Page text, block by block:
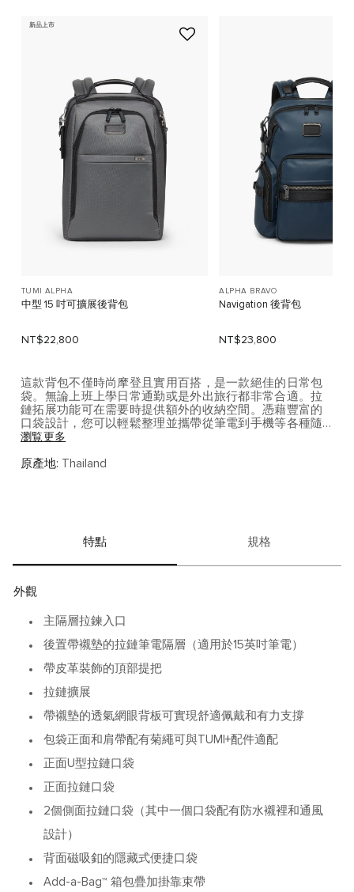
新品上市
TUMI ALPHA
中型 15 吋可擴展後背包
NT$22,800
ALPHA BRAVO
Navigation 後背包
NT$23,800
這款背包不僅時尚摩登且實用百搭，是一款絕佳的日常包
袋。無論上班上學日常通勤或是外出旅行都非常合適。拉
鏈拓展功能可在需要時提供額外的收納空間。憑藉豐富的
口袋設計，您可以輕鬆整理並攜帶從筆電到手機等各種隨
身物品，井井有條。背包內部和外部均配有可兼容TUMI+的
TUMI+配件需單獨購買。Alpha Bravo為您帶來耐用而精緻
料製造的環保系列，符合嚴格的耐用性標準，並延續品牌
瀏覧更多
原產地: Thailand
特點 規格
外觀
主隔層拉鍊入口
後置帶襯墊的拉鏈筆電隔層（適用於15英吋筆電）
帶皮革裝飾的頂部提把
拉鏈擴展
帶襯墊的透氣網眼背板可實現舒適佩戴和有力支撐
包袋正面和肩帶配有菊繩可與TUMI+配件適配
正面U型拉鏈口袋
正面拉鏈口袋
2個側面拉鏈口袋（其中一個口袋配有防水襯裡和通風
設計）
背面磁吸釦的隱藏式便捷口袋
Add-a-Bag™ 箱包疊加掛靠束帶